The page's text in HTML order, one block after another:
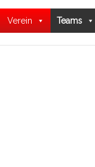
Verein Teams